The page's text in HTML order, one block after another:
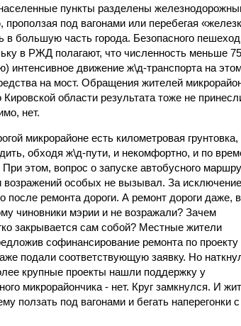
населенные пункты разделены
под вагонами или перебегая
в большую часть города. Безопасного
в РЖД полагают, что численность меньше
интенсивное движение ж\д-транспорта на
на мост. Обращения жителей
области результата тоже не
нет.
микрорайоне есть километровая грунтовка,
обходя ж\д-пути, и некомфортно, и по
этом, вопрос о запуске автобусного
возражений особых не вызывал. За
после ремонта дороги. А ремонт дороги даже,
чиновники мэрии и не возражали? Зачем
закрывается сам собой? Местные жители
софинансирование ремонта по проекту
подали соответствующую заявку. Но
крупные проекты нашли поддержку у
микрорайончика - нет. Круг замкнулся. И
ползать под вагонами и бегать наперегонки с